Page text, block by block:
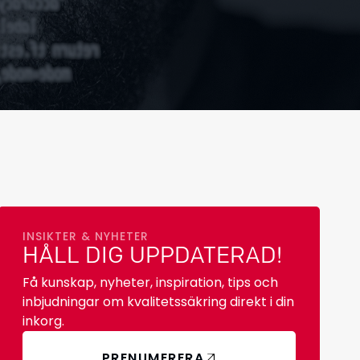
INSIKTER & NYHETER
HÅLL DIG UPPDATERAD!
Få kunskap, nyheter, inspiration, tips och
inbjudningar om kvalitetssäkring direkt i din
inkorg.